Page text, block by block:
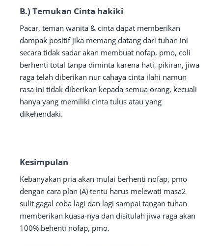
B.) Temukan Cinta hakiki
Pacar, teman wanita & cinta dapat memberikan
dampak positif jika memang datang dari tuhan ini
secara tidak sadar akan membuat nofap, pmo, coli
berhenti total tanpa diminta karena hati, pikiran, jiwa
raga telah diberikan nur cahaya cinta ilahi namun
rasa ini tidak diberikan kepada semua orang, kecuali
hanya yang memiliki cinta tulus atau yang
dikehendaki.
Kesimpulan
Kebanyakan pria akan mulai berhenti nofap, pmo
dengan cara plan (A) tentu harus melewati masa2
sulit gagal coba lagi dan lagi sampai tangan tuhan
memberikan kuasa-nya dan disitulah jiwa raga akan
100% behenti nofap, pmo.